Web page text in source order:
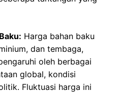
Harga bahan baku
dan tembaga,
oleh berbagai
global, kondisi
Fluktuasi harga ini